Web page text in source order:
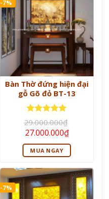
-7%
Bàn Thờ đứng hiện đại
gỗ Gõ đỏ BT-13
Được xếp
hạng55
sao
29.000.000₫
Giá
gốc
là:
29.000.000₫.
27.000.000₫Giá
hiện
tại
là:
MUA NGAY
-7%